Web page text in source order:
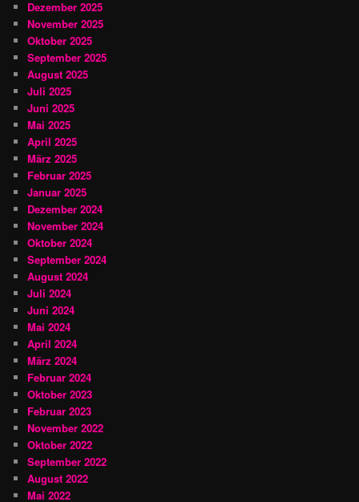
Dezember 2025
November 2025
Oktober 2025
September 2025
August 2025
Juli 2025
Juni 2025
Mai 2025
April 2025
März 2025
Februar 2025
Januar 2025
Dezember 2024
November 2024
Oktober 2024
September 2024
August 2024
Juli 2024
Juni 2024
Mai 2024
April 2024
März 2024
Februar 2024
Oktober 2023
Februar 2023
November 2022
Oktober 2022
September 2022
August 2022
Mai 2022